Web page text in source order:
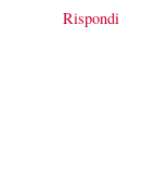
Rispondi